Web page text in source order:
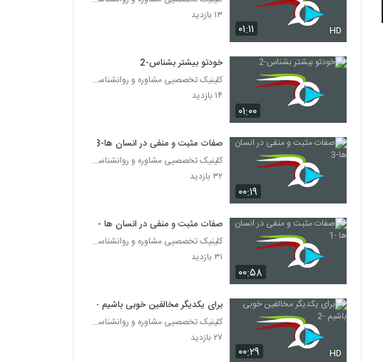
۰۱:۱۱ HD
۱۳ بازدید
۰۱:۰۰
خودتو بیشتر بشناس-2
کلینیک تخصصیی مشاوره و روانشناسی خانواده ایرانی
۱۴ بازدید
۰۰:۱۹
صفات مثبت و منفی در انسان ها-3
کلینیک تخصصیی مشاوره و روانشناسی خانواده ایرانی
۳۲ بازدید
۰۰:۵۸
صفات مثبت و منفی در انسان ها -1
کلینیک تخصصیی مشاوره و روانشناسی خانواده ایرانی
۳۱ بازدید
۰۰:۲۹ HD
برای یکدیگر مخالفین خوبی باشیم -2
کلینیک تخصصیی مشاوره و روانشناسی خانواده ایرانی
۲۷ بازدید